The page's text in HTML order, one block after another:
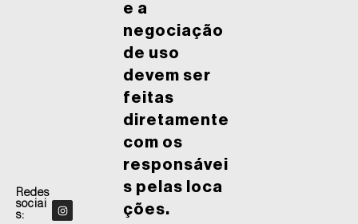
Redes
sociai
s:
e a
negociação
de uso
devem ser
feitas
diretamente
com os
responsávei
s pelas loca
ções.